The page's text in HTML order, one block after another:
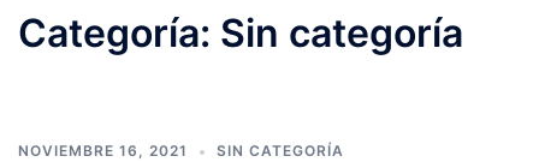
Categoría: Sin categoría
NOVIEMBRE 16, 2021 SIN CATEGORÍA